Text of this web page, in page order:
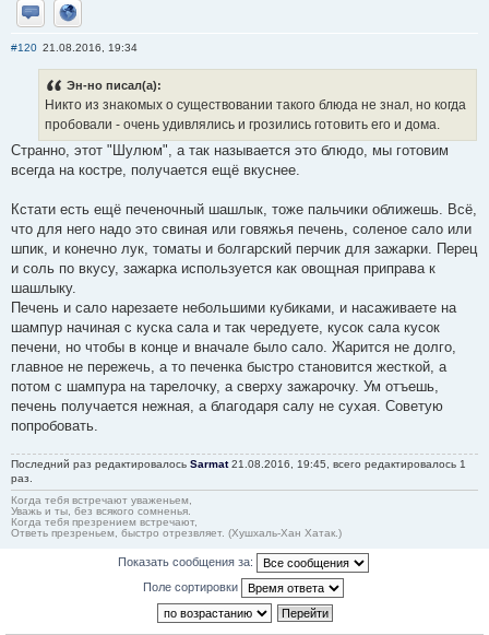
Отправить личное сообщение
Сайт
#120 21.08.2016, 19:34
Эн-но писал(а):
Никто из знакомых о существовании такого блюда не знал, но когда
пробовали - очень удивлялись и грозились готовить его и дома.
Странно, этот "Шулюм", а так называется это блюдо, мы готовим
всегда на костре, получается ещё вкуснее.
Кстати есть ещё печеночный шашлык, тоже пальчики оближешь. Всё,
что для него надо это свиная или говяжья печень, соленое сало или
шпик, и конечно лук, томаты и болгарский перчик для зажарки. Перец
и соль по вкусу, зажарка используется как овощная приправа к
шашлыку.
Печень и сало нарезаете небольшими кубиками, и насаживаете на
шампур начиная с куска сала и так чередуете, кусок сала кусок
печени, но чтобы в конце и вначале было сало. Жарится не долго,
главное не пережечь, а то печенка быстро становится жесткой, а
потом с шампура на тарелочку, а сверху зажарочку. Ум отъешь,
печень получается нежная, а благодаря салу не сухая. Советую
попробовать.
Последний раз редактировалось Sarmat21.08.2016, 19:45, всего редактировалось 1
раз.
Когда тебя встречают уваженьем,
Уважь и ты, без всякого сомненья.
Когда тебя презрением встречают,
Ответь презреньем, быстро отрезвляет. (Хушхаль-Хан Хатак.)
Показать сообщения за:
Поле сортировки